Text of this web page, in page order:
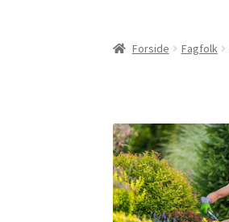
Forside Fagfolk